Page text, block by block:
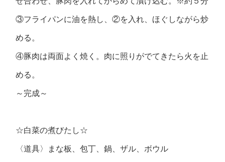
③フライパンに油を熱し、②を入れ、ほぐしながら炒
める。
④豚肉は両面よく焼く。肉に照りがでてきたら火を止
める。
～完成～
☆白菜の煮びたし☆
〈道具〉まな板、包丁、鍋、ザル、ボウル